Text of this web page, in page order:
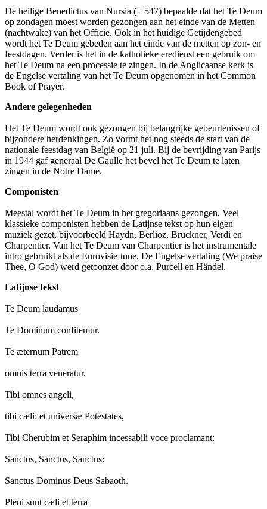
De heilige Benedictus van Nursia (+ 547) bepaalde dat het Te Deum
op zondagen moest worden gezongen aan het einde van de Metten
(nachtwake) van het Officie. Ook in het huidige Getijdengebed
wordt het Te Deum gebeden aan het einde van de metten op zon- en
feestdagen. Verder is het in de katholieke eredienst een gebruik om
het Te Deum na een processie te zingen. In de Anglicaanse kerk is
de Engelse vertaling van het Te Deum opgenomen in het Common
Book of Prayer.
Andere gelegenheden
Het Te Deum wordt ook gezongen bij belangrijke gebeurtenissen of
bijzondere herdenkingen. Zo vormt het nog steeds de start van de
nationale feestdag van België op 21 juli. Bij de bevrijding van Parijs
in 1944 gaf generaal De Gaulle het bevel het Te Deum te laten
zingen in de Notre Dame.
Componisten
Meestal wordt het Te Deum in het gregoriaans gezongen. Veel
klassieke componisten hebben de Latijnse tekst op hun eigen
muziek gezet, bijvoorbeeld Haydn, Berlioz, Bruckner, Verdi en
Charpentier. Van het Te Deum van Charpentier is het instrumentale
intro gebruikt als de Eurovisie-tune. De Engelse vertaling (We praise
Thee, O God) werd getoonzet door o.a. Purcell en Händel.
Latijnse tekst
Te Deum laudamus
Te Dominum confitemur.
Te æternum Patrem
omnis terra veneratur.
Tibi omnes angeli,
tibi cæli: et universæ Potestates,
Tibi Cherubim et Seraphim incessabili voce proclamant:
Sanctus, Sanctus, Sanctus:
Sanctus Dominus Deus Sabaoth.
Pleni sunt cæli et terra